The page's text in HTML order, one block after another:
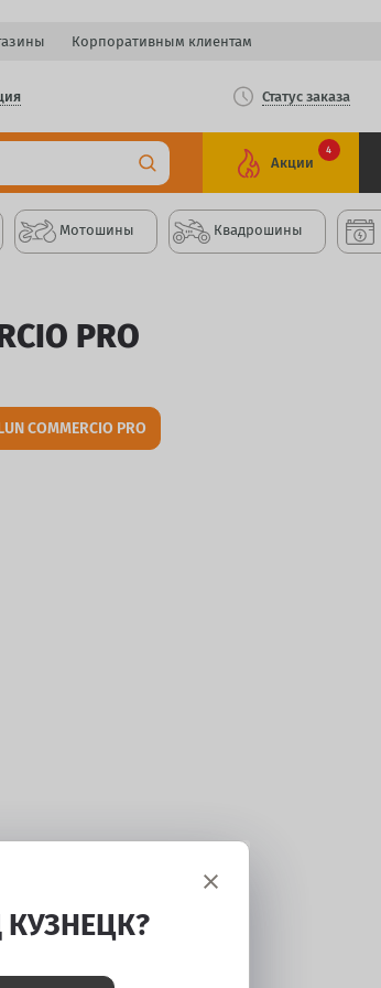
Корпоративным клиентам
Статус заказа
Акции
4
Мотошины Квадрошины
PRO
COMMERCIO PRO